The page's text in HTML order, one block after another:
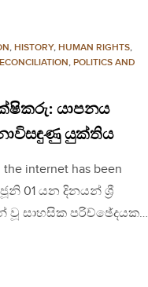
, HISTORY, HUMAN RIGHTS,
, POLITICS AND
යාපනය
යුක්තිය
internet has been
ජූනි 01 යන දිනයන් ශ්‍රී
වූ සාහසික පරිච්ඡේදයක…